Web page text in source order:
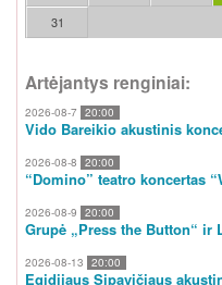
31
Artėjantys renginiai:
2026-08-7 20:00
Vido Bareikio akustinis
2026-08-8 20:00
“Domino” teatro koncertas
2026-08-9 20:00
Grupė „Press the Button“ ir
2026-08-13 20:00
Egidijaus Sipavičiaus